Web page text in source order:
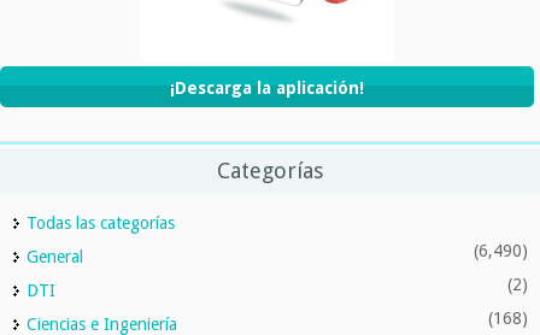
¡Descarga la aplicación!
Categorías
Todas las categorías
General
(6,490)
DTI (2)
Ciencias e Ingeniería (168)